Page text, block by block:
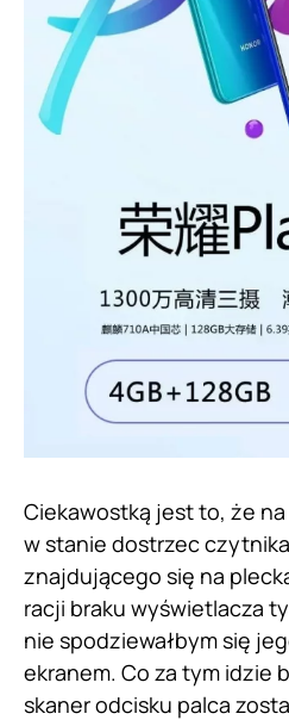
Ciekawostką jest to, że
w stanie dostrzec
znajdującego się na
racji braku wyświetlacza
nie spodziewałbym się
ekranem. Co za tym idzie
skaner odcisku palca